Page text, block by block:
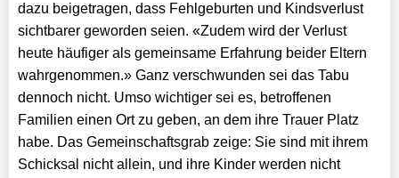
dazu beigetragen, dass Fehlgeburten und Kindsverlust
sichtbarer geworden seien. «Zudem wird der Verlust
heute häufiger als gemeinsame Erfahrung beider Eltern
wahrgenommen.» Ganz verschwunden sei das Tabu
dennoch nicht. Umso wichtiger sei es, betroffenen
Familien einen Ort zu geben, an dem ihre Trauer Platz
habe. Das Gemeinschaftsgrab zeige: Sie sind mit ihrem
Schicksal nicht allein, und ihre Kinder werden nicht